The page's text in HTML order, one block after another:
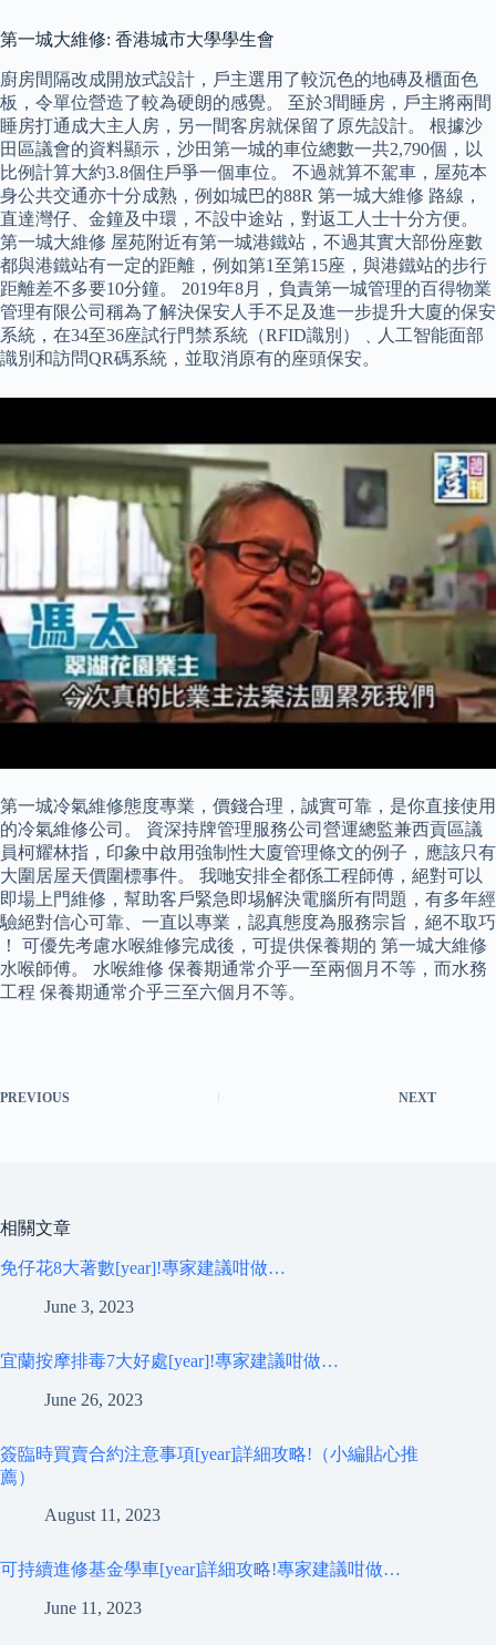
第一城大維修: 香港城市大學學生會
廚房間隔改成開放式設計，戶主選用了較沉色的地磚及櫃面色
板，令單位營造了較為硬朗的感覺。 至於3間睡房，戶主將兩間
睡房打通成大主人房，另一間客房就保留了原先設計。 根據沙
田區議會的資料顯示，沙田第一城的車位總數一共2,790個，以
比例計算大約3.8個住戶爭一個車位。 不過就算不駕車，屋苑本
身公共交通亦十分成熟，例如城巴的88R 第一城大維修 路線，
直達灣仔、金鐘及中環，不設中途站，對返工人士十分方便。
第一城大維修 屋苑附近有第一城港鐵站，不過其實大部份座數
都與港鐵站有一定的距離，例如第1至第15座，與港鐵站的步行
距離差不多要10分鐘。 2019年8月，負責第一城管理的百得物業
管理有限公司稱為了解決保安人手不足及進一步提升大廈的保安
系統，在34至36座試行門禁系統（RFID識別）﹑人工智能面部
識別和訪問QR碼系統，並取消原有的座頭保安。
第一城冷氣維修態度專業，價錢合理，誠實可靠，是你直接使用
的冷氣維修公司。 資深持牌管理服務公司營運總監兼西貢區議
員柯耀林指，印象中啟用強制性大廈管理條文的例子，應該只有
大圍居屋天價圍標事件。 我哋安排全都係工程師傅，絕對可以
即場上門維修，幫助客戶緊急即埸解決電腦所有問題，有多年經
驗絕對信心可靠、一直以專業，認真態度為服務宗旨，絕不取巧
！ 可優先考慮水喉維修完成後，可提供保養期的 第一城大維修
水喉師傅。 水喉維修 保養期通常介乎一至兩個月不等，而水務
工程 保養期通常介乎三至六個月不等。
PREVIOUS NEXT
相關文章
免仔花8大著數[year]!專家建議咁做…
June 3, 2023
宜蘭按摩排毒7大好處[year]!專家建議咁做…
June 26, 2023
簽臨時買賣合約注意事項[year]詳細攻略!（小編貼心推
薦）
August 11, 2023
可持續進修基金學車[year]詳細攻略!專家建議咁做…
June 11, 2023